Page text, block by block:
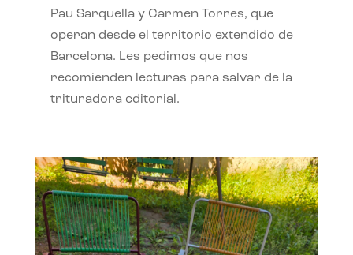
Pau Sarquella y Carmen Torres, que
operan desde el territorio extendido de
Barcelona. Les pedimos que nos
recomienden lecturas para salvar de la
trituradora editorial.